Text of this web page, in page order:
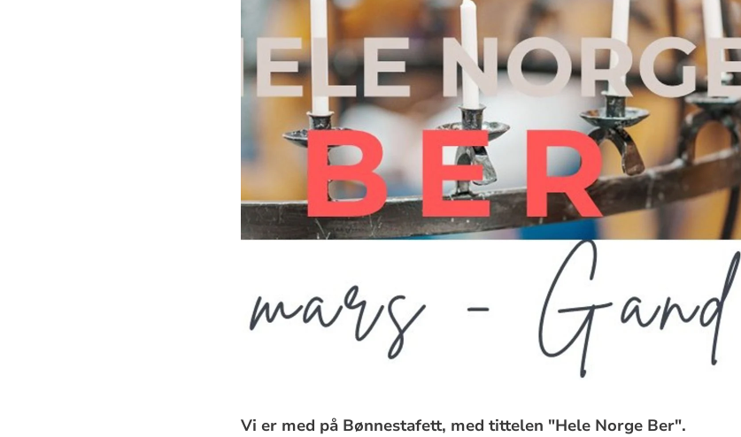
Vi er med på Bønnestafett, med tittelen "Hele Norge Ber".